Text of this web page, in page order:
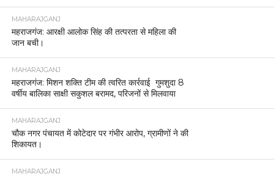
MAHARAJGANJ
महराजगंज: आरक्षी आलोक सिंह की तत्परता से महिला की
जान बची।
MAHARAJGANJ
महराजगंज: मिशन शक्ति टीम की त्वरित कार्रवाई गुमशुदा 8
वर्षीय बालिका साक्षी सकुशल बरामद, परिजनों से मिलवाया
MAHARAJGANJ
चौक नगर पंचायत में कोटेदार पर गंभीर आरोप, ग्रामीणों ने की
शिकायत।
MAHARAJGANJ